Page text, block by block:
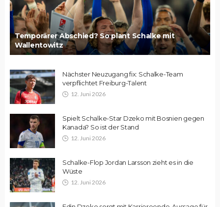
Temporärer Abschied? So plant Schalke mit
Wallentowitz
Nächster Neuzugang fix: Schalke-Team
verpflichtet Freiburg-Talent
12. Juni 2026
Spielt Schalke-Star Dzeko mit Bosnien gegen
Kanada? So ist der Stand
12. Juni 2026
Schalke-Flop Jordan Larsson zieht es in die
Wüste
12. Juni 2026